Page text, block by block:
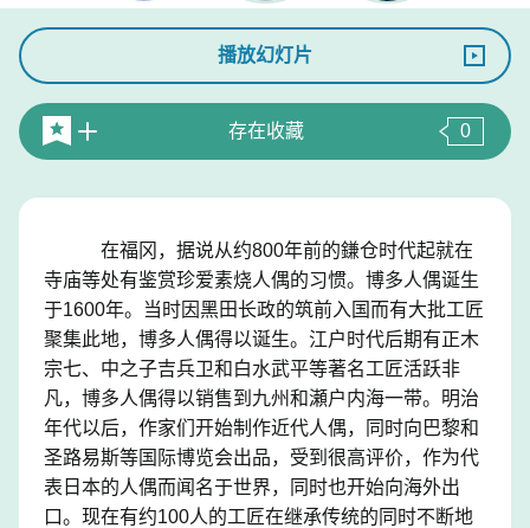
播放幻灯片
存在收藏 0
在福冈，据说从约800年前的鎌仓时代起就在
寺庙等处有鉴赏珍爱素烧人偶的习惯。博多人偶诞生
于1600年。当时因黑田长政的筑前入国而有大批工匠
聚集此地，博多人偶得以诞生。江户时代后期有正木
宗七、中之子吉兵卫和白水武平等著名工匠活跃非
凡，博多人偶得以销售到九州和瀬户内海一带。明治
年代以后，作家们开始制作近代人偶，同时向巴黎和
圣路易斯等国际博览会出品，受到很高评价，作为代
表日本的人偶而闻名于世界，同时也开始向海外出
口。现在有约100人的工匠在继承传统的同时不断地